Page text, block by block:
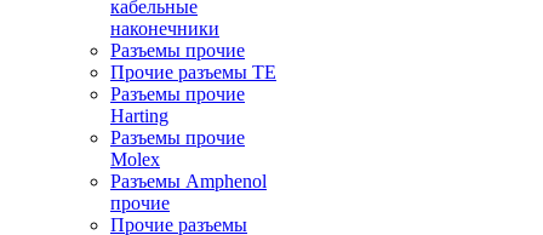
кабельные
наконечники
Разъeмы прочие
Прочие разъемы TE
Разъемы прочие
Harting
Разъемы прочие
Molex
Разъемы Amphenol
прочие
Прочие разъемы